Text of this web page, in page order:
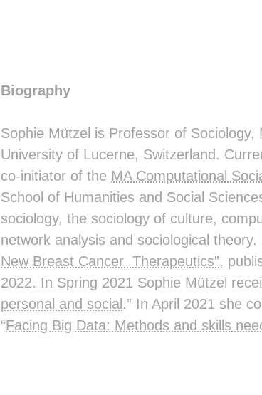
Biography
Sophie Mützel is Professor of
University of Lucerne, Switzerland.
co-initiator of the MA Computational
School of Humanities and Social
sociology, the sociology of culture,
network analysis and sociological
New Breast Cancer Therapeutics”,
2022. In Spring 2021 Sophie Mützel
personal and social .” In April 2021 she
“Facing Big Data: Methods and skills